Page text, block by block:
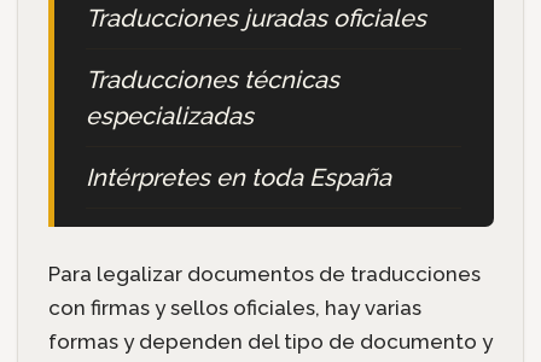
Traducciones juradas oficiales
Traducciones técnicas
especializadas
Intérpretes en toda España
Para legalizar documentos de traducciones
con firmas y sellos oficiales, hay varias
formas y dependen del tipo de documento y